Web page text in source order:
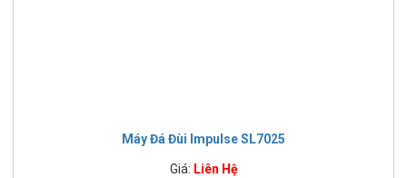
Máy Đá Đùi Impulse SL7025
Giá: Liên Hệ